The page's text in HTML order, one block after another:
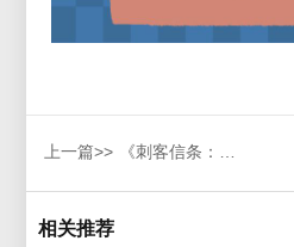
上一篇>> 《刺客信条：代号RED》将于2024年发售，赛博加速器全面解答
相关推荐